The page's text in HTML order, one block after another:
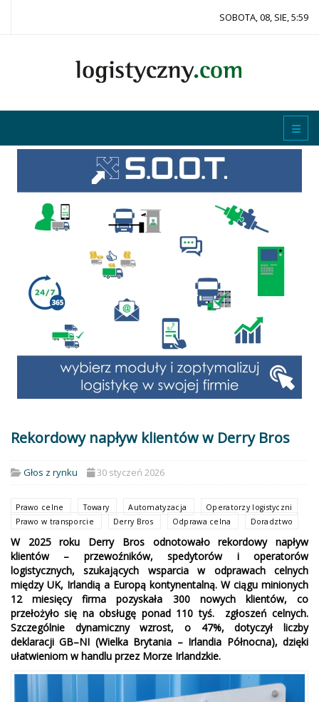
SOBOTA, 08, SIE, 5:59
Rekordowy napływ klientów w Derry Bros
Głos z rynku 30 styczeń 2026
Prawo celne Towary Automatyzacja
Operatorzy logistyczni
Prawo w transporcie
Derry Bros Odprawa celna Doradztwo
W 2025 roku Derry Bros odnotowało rekordowy napływ
klientów – przewoźników, spedytorów i operatorów
logistycznych, szukających wsparcia w odprawach celnych
między UK, Irlandią a Europą kontynentalną. W ciągu minionych
12 miesięcy firma pozyskała 300 nowych klientów, co
przełożyło się na obsługę ponad 110 tyś. zgłoszeń celnych.
Szczególnie dynamiczny wzrost, o 47%, dotyczył liczby
deklaracji GB–NI (Wielka Brytania – Irlandia Północna), dzięki
ułatwieniom w handlu przez Morze Irlandzkie.